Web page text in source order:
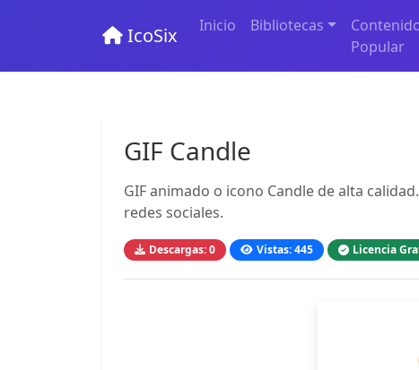
IcoSix Inicio Bibliotecas
Popular
GIF Candle
GIF animado o icono Candle de alta
redes sociales.
Descargas: 0 Vistas: 445 Licencia